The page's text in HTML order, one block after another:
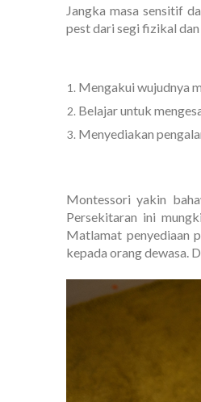
Jangka masa sensitif
pest dari segi fizikal dan
Mengakui wujudnya
Belajar untuk
Menyediakan
Montessori yakin
Persekitaran ini
Matlamat penyediaan
kepada orang dewasa.